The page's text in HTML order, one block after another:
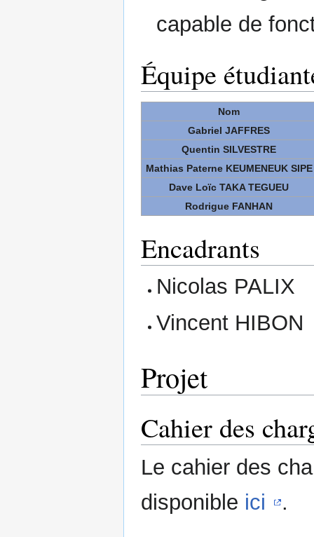
capable de
Équipe
Nom
Gabriel JAFFRES
Quentin SILVESTRE
Mathias Paterne KEUMENEUK SIPE
Dave Loïc TAKA TEGUEU
Rodrigue FANHAN
Encadrants
Nicolas PALIX
Vincent HIBON
Projet
Cahier des
Le cahier des
disponible ici .